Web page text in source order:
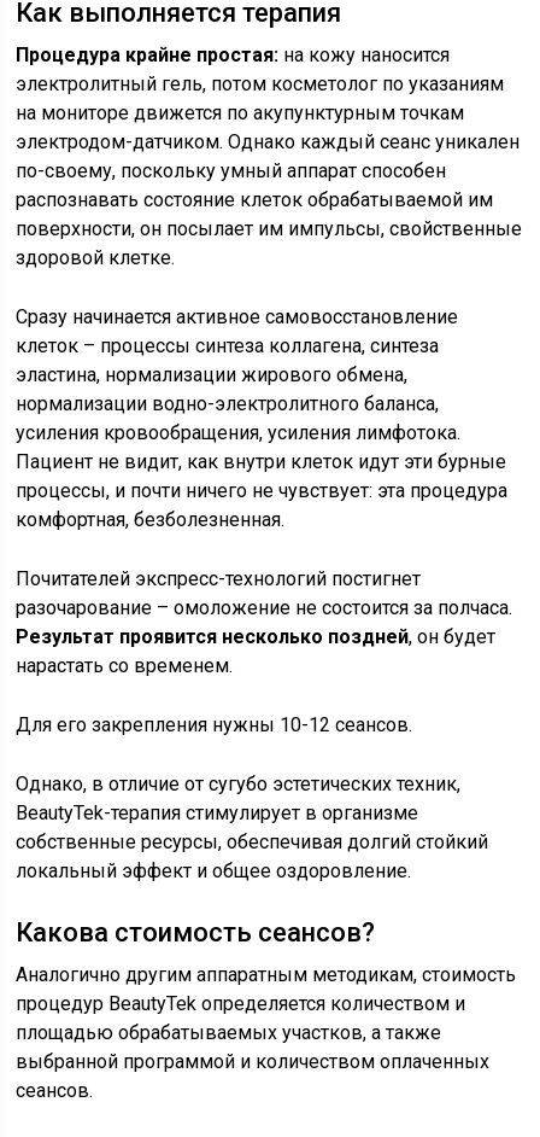
Как выполняется терапия
Процедура крайне простая: на кожу наносится
электролитный гель, потом косметолог по указаниям
на мониторе движется по акупунктурным точкам
электродом-датчиком. Однако каждый сеанс уникален
по-своему, поскольку умный аппарат способен
распознавать состояние клеток обрабатываемой им
поверхности, он посылает им импульсы, свойственные
здоровой клетке.
Сразу начинается активное самовосстановление
клеток – процессы синтеза коллагена, синтеза
эластина, нормализации жирового обмена,
нормализации водно-электролитного баланса,
усиления кровообращения, усиления лимфотока.
Пациент не видит, как внутри клеток идут эти бурные
процессы, и почти ничего не чувствует: эта процедура
комфортная, безболезненная.
Почитателей экспресс-технологий постигнет
разочарование – омоложение не состоится за полчаса.
Результат проявится несколько поздней, он будет
нарастать со временем.
Для его закрепления нужны 10-12 сеансов.
Однако, в отличие от сугубо эстетических техник,
BeautyTek-терапия стимулирует в организме
собственные ресурсы, обеспечивая долгий стойкий
локальный эффект и общее оздоровление.
Какова стоимость сеансов?
Аналогично другим аппаратным методикам, стоимость
процедур BeautyTek определяется количеством и
площадью обрабатываемых участков, а также
выбранной программой и количеством оплаченных
сеансов.